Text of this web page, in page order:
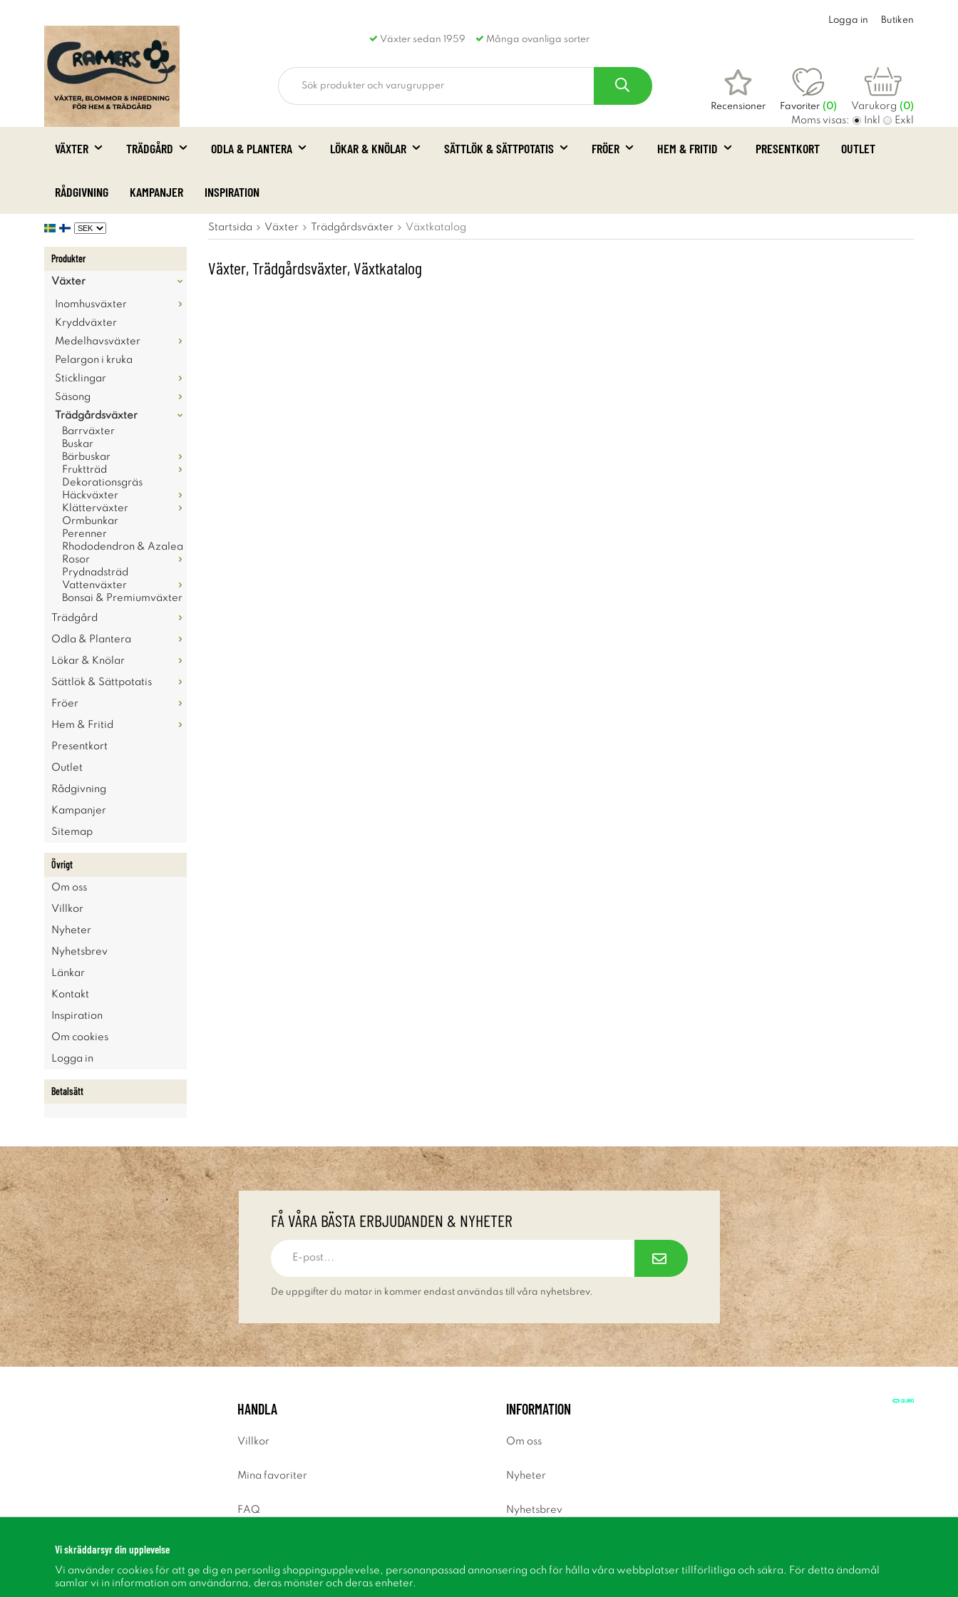
Växter sedan 1959 Många ovanliga sorter
Logga in Butiken
Recensioner Favoriter (0) Varukorg (0)
Moms visas: Inkl Exkl
VÄXTER TRÄDGÅRD ODLA & PLANTERA LÖKAR & KNÖLAR SÄTTLÖK & SÄTTPOTATIS FRÖER HEM & FRITID PRESENTKORT OUTLET
RÅDGIVNING KAMPANJER INSPIRATION
Produkter
Växter
Inomhusväxter
Kryddväxter
Medelhavsväxter
Pelargon i kruka
Sticklingar
Säsong
Trädgårdsväxter
Barrväxter
Buskar
Bärbuskar
Fruktträd
Dekorationsgräs
Häckväxter
Klätterväxter
Ormbunkar
Perenner
Rhododendron & Azalea
Rosor
Prydnadsträd
Vattenväxter
Bonsai & Premiumväxter
Trädgård
Odla & Plantera
Lökar & Knölar
Sättlök & Sättpotatis
Fröer
Hem & Fritid
Presentkort
Outlet
Rådgivning
Kampanjer
Sitemap
Övrigt
Om oss
Villkor
Nyheter
Nyhetsbrev
Länkar
Kontakt
Inspiration
Om cookies
Logga in
Betalsätt
Startsida Växter Trädgårdsväxter Växtkatalog
Växter, Trädgårdsväxter, Växtkatalog
FÅ VÅRA BÄSTA ERBJUDANDEN & NYHETER
De uppgifter du matar in kommer endast användas till våra nyhetsbrev.
HANDLA
Villkor
Mina favoriter
FAQ
INFORMATION
Om oss
Nyheter
Nyhetsbrev
Inspiration
Vi skräddarsyr din upplevelse
Vi använder cookies för att ge dig en personlig shoppingupplevelse, personanpassad annonsering och för hålla våra webbplatser tillförlitliga och säkra. För detta ändamål
samlar vi in information om användarna, deras mönster och deras enheter.